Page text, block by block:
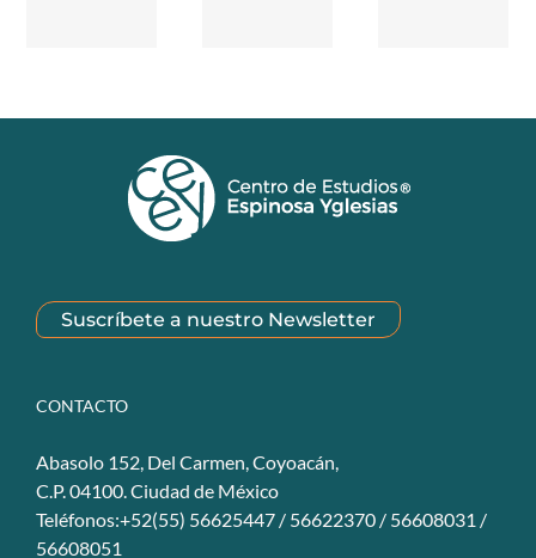
Suscríbete a nuestro Newsletter
CONTACTO
Abasolo 152, Del Carmen, Coyoacán,
C.P. 04100. Ciudad de México
Teléfonos:+52(55) 56625447 / 56622370 / 56608031 /
56608051